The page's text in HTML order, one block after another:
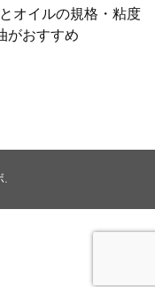
オイルの規格・粘度
がおすすめ
.